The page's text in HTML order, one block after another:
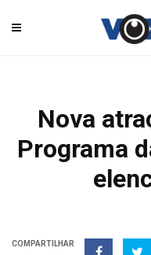
Nova
Programa
COMPARTILHAR